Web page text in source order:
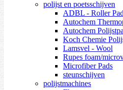
polijst en poetsschijven
ADBL - Roller
Autochem
Autochem
Koch Chemie
Lamsvel - Wool
Rupes foam/
Microfiber Pads
steunschijven
polijstmachines